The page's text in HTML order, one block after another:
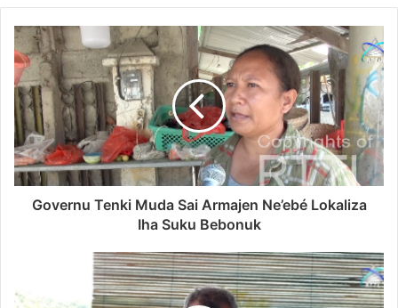
Governu Tenki Muda Sai Armajen Ne’ebé Lokaliza
Iha Suku Bebonuk